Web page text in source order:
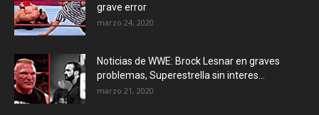
grave error
marzo 24, 2020
Noticias de WWE: Brock Lesnar en graves
problemas, Superestrella sin interes...
marzo 21, 2020